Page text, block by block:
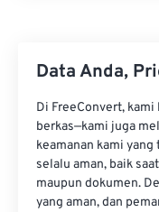
Data Anda,
Di FreeConvert,
berkas—kami juga
keamanan kami
selalu aman, baik
maupun dokumen.
yang aman, dan